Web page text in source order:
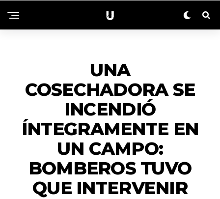
UNA
COSECHADORA SE
INCENDIÓ
ÍNTEGRAMENTE EN
UN CAMPO:
BOMBEROS TUVO
QUE INTERVENIR